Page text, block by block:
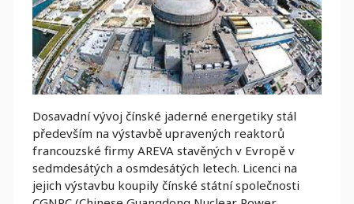
Dosavadní vývoj čínské jaderné energetiky stál
především na výstavbě upravených reaktorů
francouzské firmy AREVA stavěných v Evropě v
sedmdesátých a osmdesátých letech. Licenci na
jejich výstavbu koupily čínské státní společnosti